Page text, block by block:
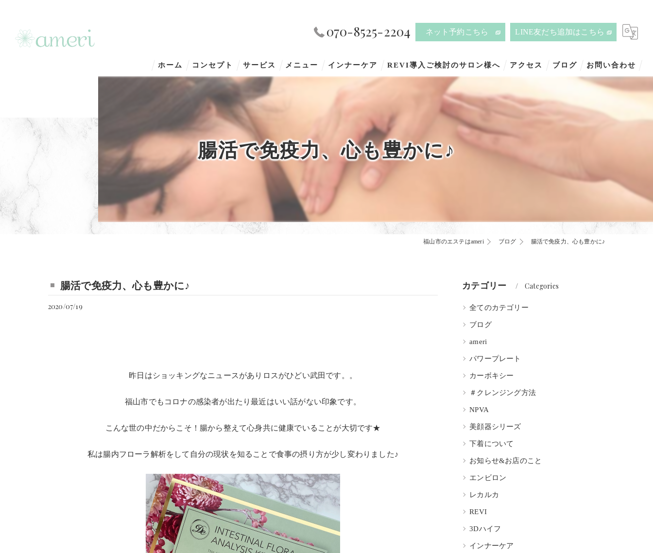
070-8525-2204 ネット予約こちら LINE友だち追加はこちら
ホーム コンセプト サービス メニュー インナーケア REVI導入ご検討のサロン様へ アクセス ブログ お問い合わせ
腸活で免疫力、心も豊かに♪
福山市のエステはameri ブログ 腸活で免疫力、心も豊かに♪
腸活で免疫力、心も豊かに♪
2020/07/19
昨日はショッキングなニュースがありロスがひどい武田です。。
福山市でもコロナの感染者が出たり最近はいい話がない印象です。
こんな世の中だからこそ！腸から整えて心身共に健康でいることが大切です★
私は腸内フローラ解析をして自分の現状を知ることで食事の摂り方が少し変わりました♪
カテゴリー Categories
全てのカテゴリー
ブログ
ameri
パワープレート
カーボキシー
＃クレンジング方法
NPVA
美顔器シリーズ
下着について
お知らせ&お店のこと
エンビロン
レカルカ
REVI
3Dハイフ
インナーケア